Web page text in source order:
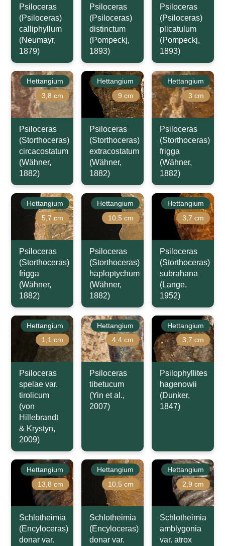
Psiloceras
(Psiloceras)
calliphyllum
(Neumayr,
1879)
Psiloceras
(Psiloceras)
distinctum
(Pompeckj,
1893)
Psiloceras
(Psiloceras)
plicatulum
(Pompeckj,
1893)
Hettangium
3,8 cm
Psiloceras
(Storthoceras)
circacostatum
(Wähner,
1882)
Hettangium
9 cm
Psiloceras
(Storthoceras)
extracostatum
(Wähner,
1882)
Hettangium
3 cm
Psiloceras
(Storthoceras)
frigga
(Wähner,
1882)
Hettangium
5,7 cm
Psiloceras
(Storthoceras)
frigga
(Wähner,
1882)
Hettangium
10,5 cm
Psiloceras
(Storthoceras)
haploptychum
(Wähner,
1882)
Hettangium
3,7 cm
Psiloceras
(Storthoceras)
subrahana
(Lange,
1952)
Hettangium
1,1 cm
Psiloceras
spelae var.
tirolicum
(von
Hillebrandt
& Krystyn,
2009)
Hettangium
4,4 cm
Psiloceras
tibetucum
(Yin et al.,
2007)
Hettangium
3,7 cm
Psilophyllites
hagenowii
(Dunker,
1847)
Hettangium
13,8 cm
Schlotheimia
(Encyloceras)
donar var.
Hettangium
10,5 cm
Schlotheimia
(Encyloceras)
donar var.
Hettangium
2,9 cm
Schlotheimia
amblygonia
var. atrox